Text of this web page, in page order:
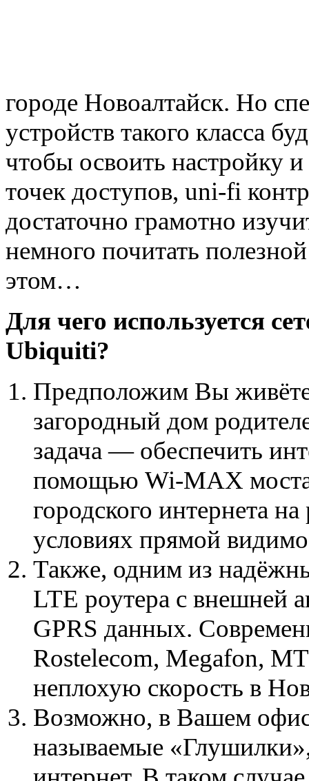
городе Новоалтайск. Но
устройств такого класса
чтобы освоить настройку
точек доступов, uni-fi
достаточно грамотно
немного почитать
этом…
Для чего используется
Ubiquiti?
Предположим Вы
загородный дом
задача — обеспечить
помощью Wi-MAX моста,
городского интернета
условиях прямой
Также, одним из
LTE роутера с внешней
GPRS данных.
Rostelecom, Megafon,
неплохую скорость в
Возможно, в Вашем
называемые